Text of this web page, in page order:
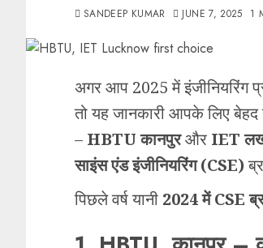
SANDEEP KUMAR JUNE 7, 2025 1
अगर आप 2025 में इंजीनियरिंग
तो यह जानकारी आपके लिए बेहद
– HBTU कानपुरऔर IET
साइंस एंड इंजीनियरिंग (CSE)
पिछले वर्ष यानी 2024 में CSE